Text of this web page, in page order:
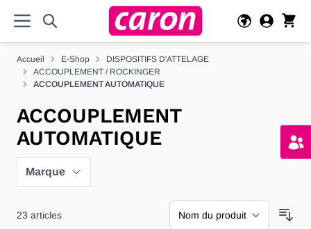
Accueil E-Shop
DISPOSITIFS D'ATTELAGE
ACCOUPLEMENT / ROCKINGER
ACCOUPLEMENT AUTOMATIQUE
ACCOUPLEMENT
AUTOMATIQUE
Marque
23 articles